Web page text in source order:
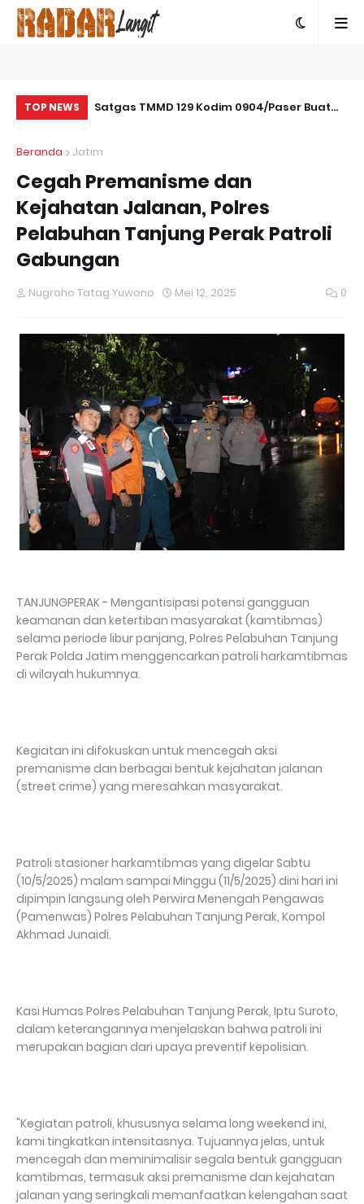
TOP NEWS
Satgas TMMD 129 Kodim 0904/Paser Buat
Beranda Jatim
Cegah Premanisme dan
Kejahatan Jalanan, Polres
Pelabuhan Tanjung Perak Patroli
Gabungan
Nugroho Tatag Yuwono Mei 12, 2025 0
TANJUNGPERAK - Mengantisipasi potensi gangguan
keamanan dan ketertiban masyarakat (kamtibmas)
selama periode libur panjang, Polres Pelabuhan Tanjung
Perak Polda Jatim menggencarkan patroli harkamtibmas
di wilayah hukumnya.
Kegiatan ini difokuskan untuk mencegah aksi
premanisme dan berbagai bentuk kejahatan jalanan
(street crime) yang meresahkan masyarakat.
Patroli stasioner harkamtibmas yang digelar Sabtu
(10/5/2025) malam sampai Minggu (11/5/2025) dini hari ini
dipimpin langsung oleh Perwira Menengah Pengawas
(Pamenwas) Polres Pelabuhan Tanjung Perak, Kompol
Akhmad Junaidi.
Kasi Humas Polres Pelabuhan Tanjung Perak, Iptu Suroto,
dalam keterangannya menjelaskan bahwa patroli ini
merupakan bagian dari upaya preventif kepolisian.
"Kegiatan patroli, khususnya selama long weekend ini,
kami tingkatkan intensitasnya. Tujuannya jelas, untuk
mencegah dan meminimalisir segala bentuk gangguan
kamtibmas, termasuk aksi premanisme dan kejahatan
jalanan yang seringkali memanfaatkan kelengahan saat